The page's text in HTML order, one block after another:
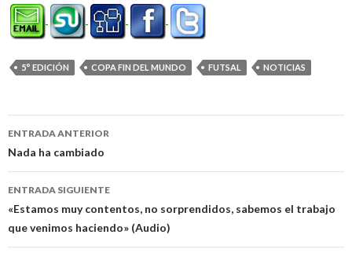
5° EDICIÓN COPA FIN DEL MUNDO FUTSAL NOTICIAS
Navegación
de
entradas
ENTRADA ANTERIOR
Nada ha cambiado
ENTRADA SIGUIENTE
«Estamos muy contentos, no sorprendidos, sabemos el trabajo
que venimos haciendo» (Audio)